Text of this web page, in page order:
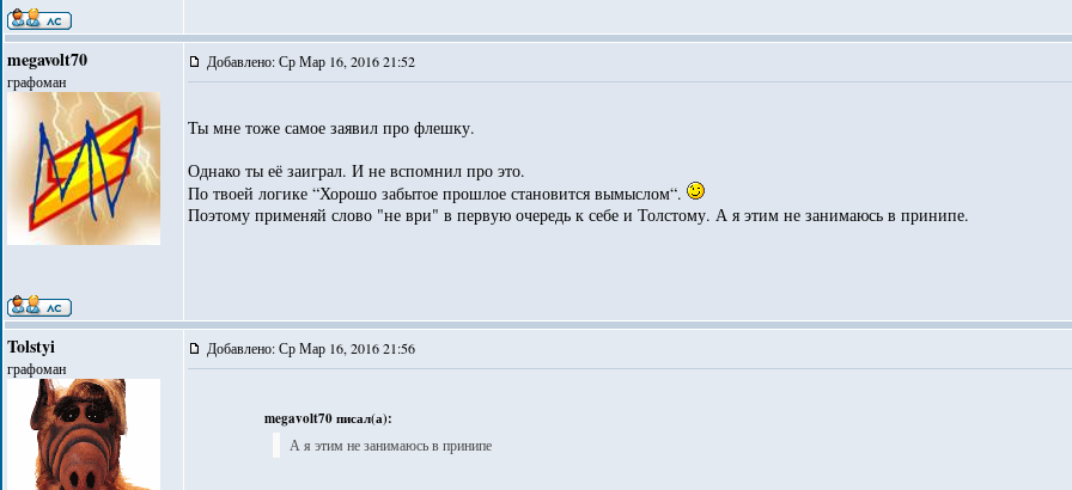
megavolt70
графоман
Добавлено: Ср Мар 16, 2016 21:52
Ты мне тоже самое заявил про флешку.
Однако ты её заиграл. И не вспомнил про это.
По твоей логике “Хорошо забытое прошлое становится вымыслом“.
Поэтому применяй слово "не ври" в первую очередь к себе и Толстому. А я этим не занимаюсь в принипе.
Tolstyi
графоман
Добавлено: Ср Мар 16, 2016 21:56
megavolt70 писал(а):
А я этим не занимаюсь в принипе